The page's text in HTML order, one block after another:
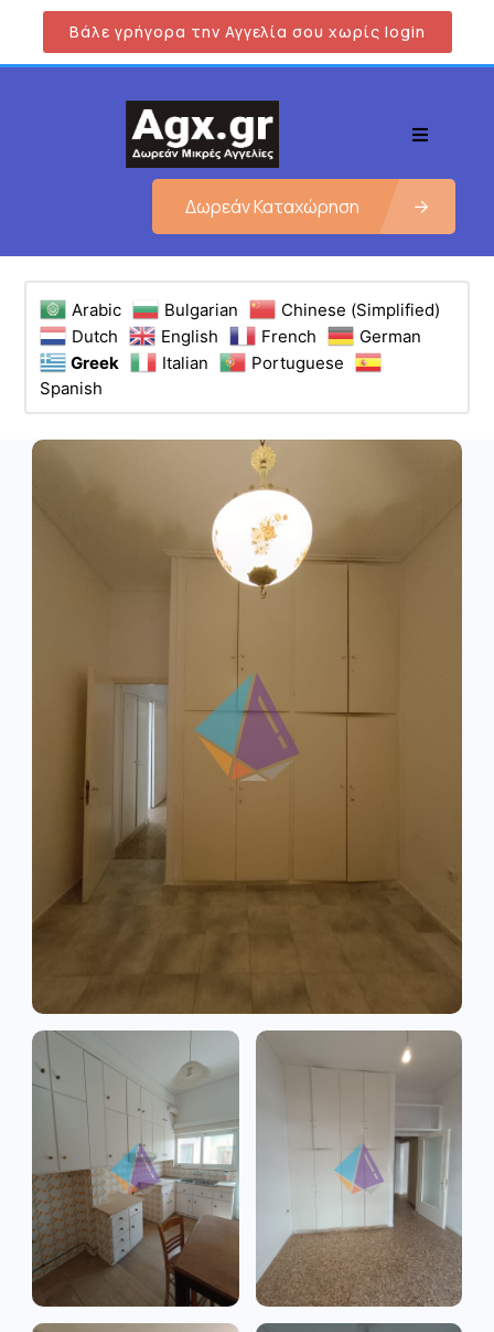
Βάλε γρήγορα την Αγγελία σου χωρίς login
Δωρεάν Καταχώρηση
Arabic Bulgarian
Chinese (Simplified)
Dutch
English French
German
Greek
Italian
Portuguese
Spanish